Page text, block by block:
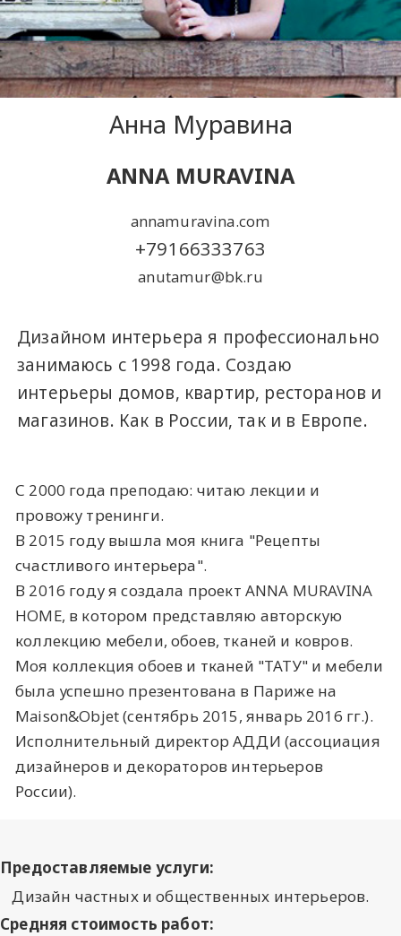
Анна Муравина
ANNA MURAVINA
annamuravina.com
+79166333763
anutamur@bk.ru
Дизайном интерьера я профессионально
занимаюсь с 1998 года. Создаю
интерьеры домов, квартир, ресторанов и
магазинов. Как в России, так и в Европе.
С 2000 года преподаю: читаю лекции и
провожу тренинги.
В 2015 году вышла моя книга "Рецепты
счастливого интерьера".
В 2016 году я создала проект ANNA MURAVINA
HOME, в котором представляю авторскую
коллекцию мебели, обоев, тканей и ковров.
Моя коллекция обоев и тканей "ТАТУ" и мебели
была успешно презентована в Париже на
Maison&Objet (сентябрь 2015, январь 2016 гг.).
Исполнительный директор АДДИ (ассоциация
дизайнеров и декораторов интерьеров
России).
Предоставляемые услуги:
Дизайн частных и общественных интерьеров.
Средняя стоимость работ: